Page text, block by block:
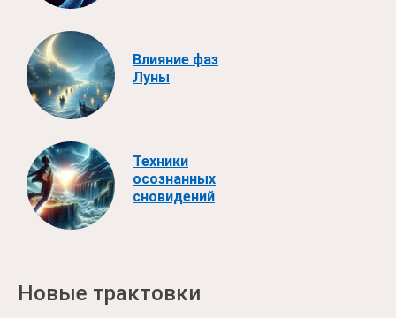
Влияние фаз
Луны
Техники
осознанных
сновидений
Новые трактовки